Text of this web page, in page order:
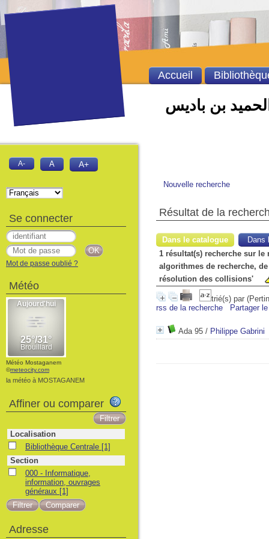
بن باديس
Nouvelle recherche
Résultat de la
Dans le catalogue
Dans
1 résultat(s) recherche sur le
algorithmes de recherche,
résolution des collisions'
trié(s) par
rss de la recherche
Partager
Ada 95 / Philippe Gabrini
Accueil
A- A A+
Se connecter
Mot de passe oublié ?
Météo
Météo Mostaganem
©meteocity.com
la météo à MOSTAGANEM
Affiner ou comparer
Localisation
Bibliothèque Centrale [1]
Section
000 - Informatique,
information, ouvrages
généraux [1]
Adresse